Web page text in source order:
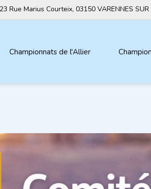
Rue Marius Courteix, 03150 VARENNES SUR
Championnats de l'Allier